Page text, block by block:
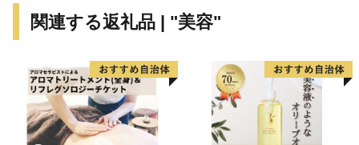
関連する返礼品 | "美容"